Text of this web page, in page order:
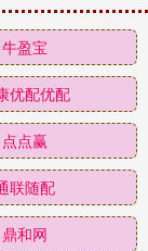
牛盈宝
优配优配
点点赢
联随配
鼎和网